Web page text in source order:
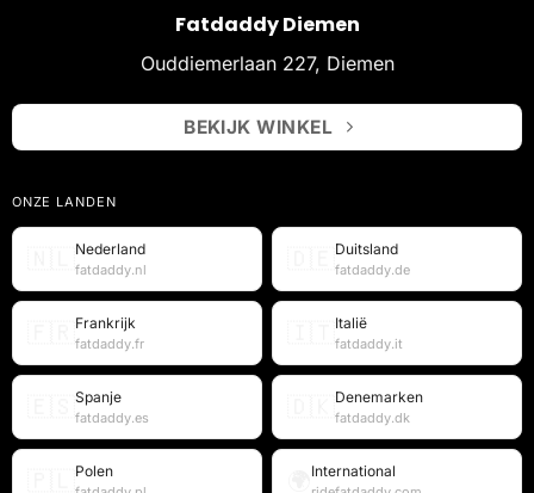
Fatdaddy Diemen
Ouddiemerlaan 227, Diemen
BEKIJK WINKEL
ONZE LANDEN
Nederland
fatdaddy.nl
Duitsland
fatdaddy.de
Frankrijk
fatdaddy.fr
Italië
fatdaddy.it
Spanje
fatdaddy.es
Denemarken
fatdaddy.dk
Polen International